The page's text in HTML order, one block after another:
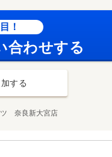
！
合わせする
する
ツ 奈良新大宮店